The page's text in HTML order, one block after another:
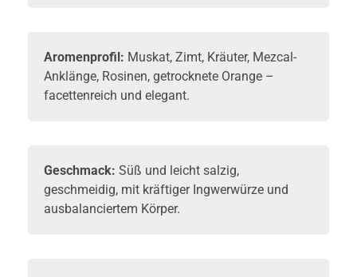
Aromenprofil: Muskat, Zimt, Kräuter, Mezcal-
Anklänge, Rosinen, getrocknete Orange –
facettenreich und elegant.
Geschmack: Süß und leicht salzig,
geschmeidig, mit kräftiger Ingwerwürze und
ausbalanciertem Körper.